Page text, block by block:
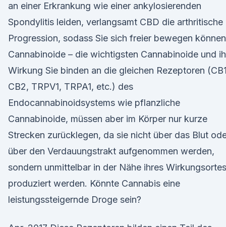
an einer Erkrankung wie einer ankylosierenden
Spondylitis leiden, verlangsamt CBD die arthritische
Progression, sodass Sie sich freier bewegen
Cannabinoide – die wichtigsten Cannabinoide und
Wirkung Sie binden an die gleichen Rezeptoren
CB2, TRPV1, TRPA1, etc.) des
Endocannabinoidsystems wie pflanzliche
Cannabinoide, müssen aber im Körper nur kurze
Strecken zurücklegen, da sie nicht über das Blut
über den Verdauungstrakt aufgenommen werden,
sondern unmittelbar in der Nähe ihres Wirkungsortes
produziert werden. Könnte Cannabis eine
leistungssteigernde Droge sein?